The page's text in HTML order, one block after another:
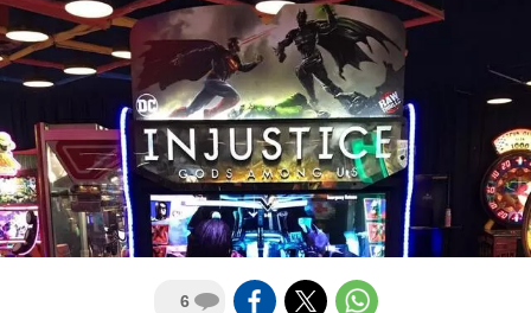
6